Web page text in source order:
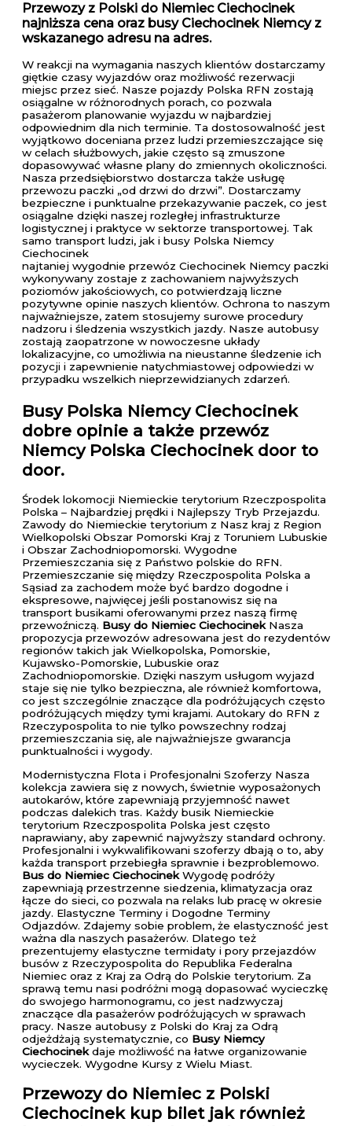
Przewozy z Polski do Niemiec Ciechocinek
najniższa cena oraz busy Ciechocinek Niemcy z
wskazanego adresu na adres.
W reakcji na wymagania naszych klientów dostarczamy
giętkie czasy wyjazdów oraz możliwość rezerwacji
miejsc przez sieć. Nasze pojazdy Polska RFN zostają
osiągalne w różnorodnych porach, co pozwala
pasażerom planowanie wyjazdu w najbardziej
odpowiednim dla nich terminie. Ta dostosowalność jest
wyjątkowo doceniana przez ludzi przemieszczające się
w celach służbowych, jakie często są zmuszone
dopasowywać własne plany do zmiennych okoliczności.
Nasza przedsiębiorstwo dostarcza także usługę
przewozu paczki „od drzwi do drzwi”. Dostarczamy
bezpieczne i punktualne przekazywanie paczek, co jest
osiągalne dzięki naszej rozległej infrastrukturze
logistycznej i praktyce w sektorze transportowej. Tak
samo transport ludzi, jak i busy Polska Niemcy
Ciechocinek
najtaniej wygodnie przewóz Ciechocinek Niemcy paczki
wykonywany zostaje z zachowaniem najwyższych
poziomów jakościowych, co potwierdzają liczne
pozytywne opinie naszych klientów. Ochrona to naszym
najważniejsze, zatem stosujemy surowe procedury
nadzoru i śledzenia wszystkich jazdy. Nasze autobusy
zostają zaopatrzone w nowoczesne układy
lokalizacyjne, co umożliwia na nieustanne śledzenie ich
pozycji i zapewnienie natychmiastowej odpowiedzi w
przypadku wszelkich nieprzewidzianych zdarzeń.
Busy Polska Niemcy Ciechocinek
dobre opinie a także przewóz
Niemcy Polska Ciechocinek door to
door.
Środek lokomocji Niemieckie terytorium Rzeczpospolita
Polska – Najbardziej prędki i Najlepszy Tryb Przejazdu.
Zawody do Niemieckie terytorium z Nasz kraj z Region
Wielkopolski Obszar Pomorski Kraj z Toruniem Lubuskie
i Obszar Zachodniopomorski. Wygodne
Przemieszczania się z Państwo polskie do RFN.
Przemieszczanie się między Rzeczpospolita Polska a
Sąsiad za zachodem może być bardzo dogodne i
ekspresowe, najwięcej jeśli postanowisz się na
transport busikami oferowanymi przez naszą firmę
przewoźniczą. Busy do Niemiec CiechocinekNasza
propozycja przewozów adresowana jest do rezydentów
regionów takich jak Wielkopolska, Pomorskie,
Kujawsko-Pomorskie, Lubuskie oraz
Zachodniopomorskie. Dzięki naszym usługom wyjazd
staje się nie tylko bezpieczna, ale również komfortowa,
co jest szczególnie znaczące dla podróżujących często
podróżujących między tymi krajami. Autokary do RFN z
Rzeczypospolita to nie tylko powszechny rodzaj
przemieszczania się, ale najważniejsze gwarancja
punktualności i wygody.
Modernistyczna Flota i Profesjonalni Szoferzy Nasza
kolekcja zawiera się z nowych, świetnie wyposażonych
autokarów, które zapewniają przyjemność nawet
podczas dalekich tras. Każdy busik Niemieckie
terytorium Rzeczpospolita Polska jest często
naprawiany, aby zapewnić najwyższy standard ochrony.
Profesjonalni i wykwalifikowani szoferzy dbają o to, aby
każda transport przebiegła sprawnie i bezproblemowo.
Bus do Niemiec CiechocinekWygodę podróży
zapewniają przestrzenne siedzenia, klimatyzacja oraz
łącze do sieci, co pozwala na relaks lub pracę w okresie
jazdy. Elastyczne Terminy i Dogodne Terminy
Odjazdów. Zdajemy sobie problem, że elastyczność jest
ważna dla naszych pasażerów. Dlatego też
prezentujemy elastyczne termidaty i pory przejazdów
busów z Rzeczypospolita do Republika Federalna
Niemiec oraz z Kraj za Odrą do Polskie terytorium. Za
sprawą temu nasi podróżni mogą dopasować wycieczkę
do swojego harmonogramu, co jest nadzwyczaj
znaczące dla pasażerów podróżujących w sprawach
pracy. Nasze autobusy z Polski do Kraj za Odrą
odjeżdżają systematycznie, co Busy Niemcy
Ciechocinekdaje możliwość na łatwe organizowanie
wycieczek. Wygodne Kursy z Wielu Miast.
Przewozy do Niemiec z Polski
Ciechocinekkup bilet jak również